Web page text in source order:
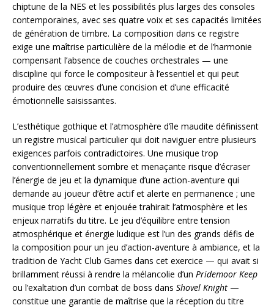
chiptune de la NES et les possibilités plus larges des consoles
contemporaines, avec ses quatre voix et ses capacités limitées
de génération de timbre. La composition dans ce registre
exige une maîtrise particulière de la mélodie et de l’harmonie
compensant l’absence de couches orchestrales — une
discipline qui force le compositeur à l’essentiel et qui peut
produire des œuvres d’une concision et d’une efficacité
émotionnelle saisissantes.
L’esthétique gothique et l’atmosphère d’île maudite définissent
un registre musical particulier qui doit naviguer entre plusieurs
exigences parfois contradictoires. Une musique trop
conventionnellement sombre et menaçante risque d’écraser
l’énergie de jeu et la dynamique d’une action-aventure qui
demande au joueur d’être actif et alerte en permanence ; une
musique trop légère et enjouée trahirait l’atmosphère et les
enjeux narratifs du titre. Le jeu d’équilibre entre tension
atmosphérique et énergie ludique est l’un des grands défis de
la composition pour un jeu d’action-aventure à ambiance, et la
tradition de Yacht Club Games dans cet exercice — qui avait si
brillamment réussi à rendre la mélancolie d’un Pridemoor Keep
ou l’exaltation d’un combat de boss dans Shovel Knight —
constitue une garantie de maîtrise que la réception du titre